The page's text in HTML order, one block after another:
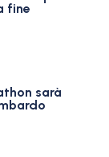
fine
sarà